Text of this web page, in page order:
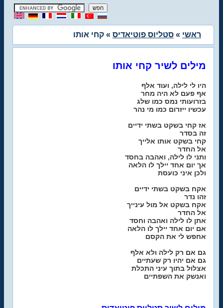
ראשי » סטליוס פוטיאדיס » קחי אותו
מילים לשיר קחי אותו
היו לי לילה, ועוד אלף
אף פעם לא היה מחר
בזרועותי נמס כמו שלג
עכשיו ייזרום כמו מי נהר
אז קחי בשקט בשתי ידיים
זה בסדר
קחי בשקט אותו אלייך
אל החדר
ותני לו לילה, ואהבה בחסד
אך יום אחד יילך לו הלאה
ולכן איני כועסת
אקח בשקט בשתי ידיים
זהו נדר
אקח בשקט אל מול עינייך
אל החדר
אתן לו לילה ואהבה וחסד
אם יום אחד יילך לו הלאה
אחפש לי את הקסם
גם אם רק לילה ולא אלף
גם אם יהיו רק שעתיים
אצלול בתוך עיני התכלת
ואנשק את השפתיים